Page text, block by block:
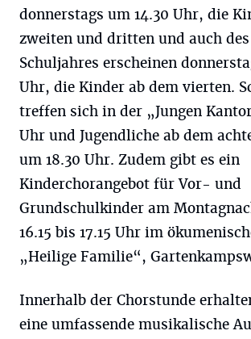
donnerstags um 14.30 Uhr, die
zweiten und dritten und auch
Schuljahres erscheinen
Uhr, die Kinder ab dem vierten.
treffen sich in der „Jungen
Uhr und Jugendliche ab dem
um 18.30 Uhr. Zudem gibt es ein
Kinderchorangebot für Vor- und
Grundschulkinder am
16.15 bis 17.15 Uhr im
„Heilige Familie“,
Innerhalb der Chorstunde
eine umfassende musikalische